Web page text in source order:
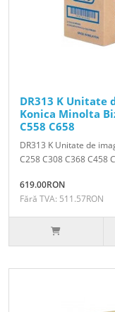
DR313 K Unitate
Konica Minolta
C558 C658
DR313 K Unitate de
C258 C308 C368 C458
619.00RON
Fără TVA: 511.57RON